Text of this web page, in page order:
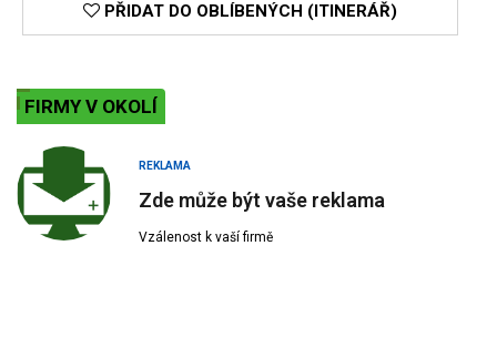
PŘIDAT DO OBLÍBENÝCH (ITINERÁŘ)
FIRMY V OKOLÍ
REKLAMA
Zde může být vaše reklama
Vzálenost k vaší firmě